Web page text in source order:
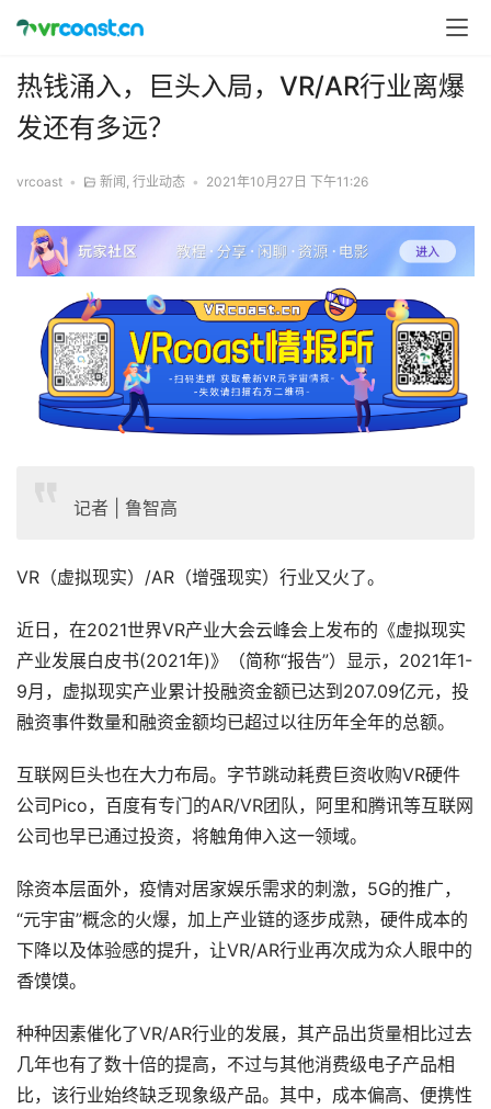
热钱涌入，巨头入局，VR/AR行业离爆
发还有多远？
vrcoast • 新闻 , 行业动态 • 2021年10月27日 下午11:26
记者 | 鲁智高
VR（虚拟现实）/AR（增强现实）行业又火了。
近日，在2021世界VR产业大会云峰会上发布的《虚拟现实
产业发展白皮书(2021年)》（简称“报告”）显示，2021年1-
9月，虚拟现实产业累计投融资金额已达到207.09亿元，投
融资事件数量和融资金额均已超过以往历年全年的总额。
互联网巨头也在大力布局。字节跳动耗费巨资收购VR硬件
公司Pico，百度有专门的AR/VR团队，阿里和腾讯等互联网
公司也早已通过投资，将触角伸入这一领域。
除资本层面外，疫情对居家娱乐需求的刺激，5G的推广，
“元宇宙”概念的火爆，加上产业链的逐步成熟，硬件成本的
下降以及体验感的提升，让VR/AR行业再次成为众人眼中的
香馍馍。
种种因素催化了VR/AR行业的发展，其产品出货量相比过去
几年也有了数十倍的提高，不过与其他消费级电子产品相
比，该行业始终缺乏现象级产品。其中，成本偏高、便携性